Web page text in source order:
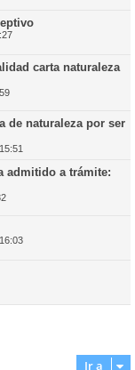
carta naturaleza
de naturaleza por ser
admitido a trámite:
Ir a